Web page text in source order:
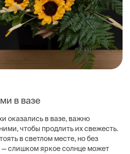
в вазе
оказались в вазе, важно
чтобы продлить их свежесть.
в светлом месте, но без
слишком яркое солнце может